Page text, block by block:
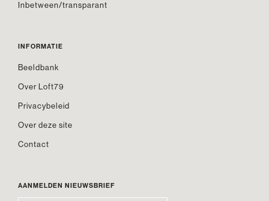
Inbetween/transparant
INFORMATIE
Beeldbank
Over Loft79
Privacybeleid
Over deze site
Contact
AANMELDEN NIEUWSBRIEF